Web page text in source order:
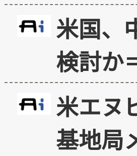
米国、
検討か
米エヌ
基地局